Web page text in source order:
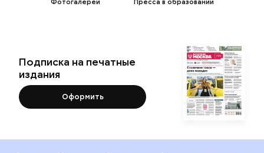
Фотогалереи
Пресса в образовании
Подписка на печатные
издания
Оформить